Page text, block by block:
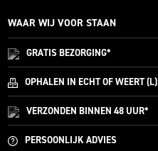
WAAR WIJ VOOR STAAN
GRATISBEZORGING*
OPHALEN IN ECHT OF WEERT (L)
VERZONDEN BINNEN 48 UUR*
PERSOONLIJKADVIES